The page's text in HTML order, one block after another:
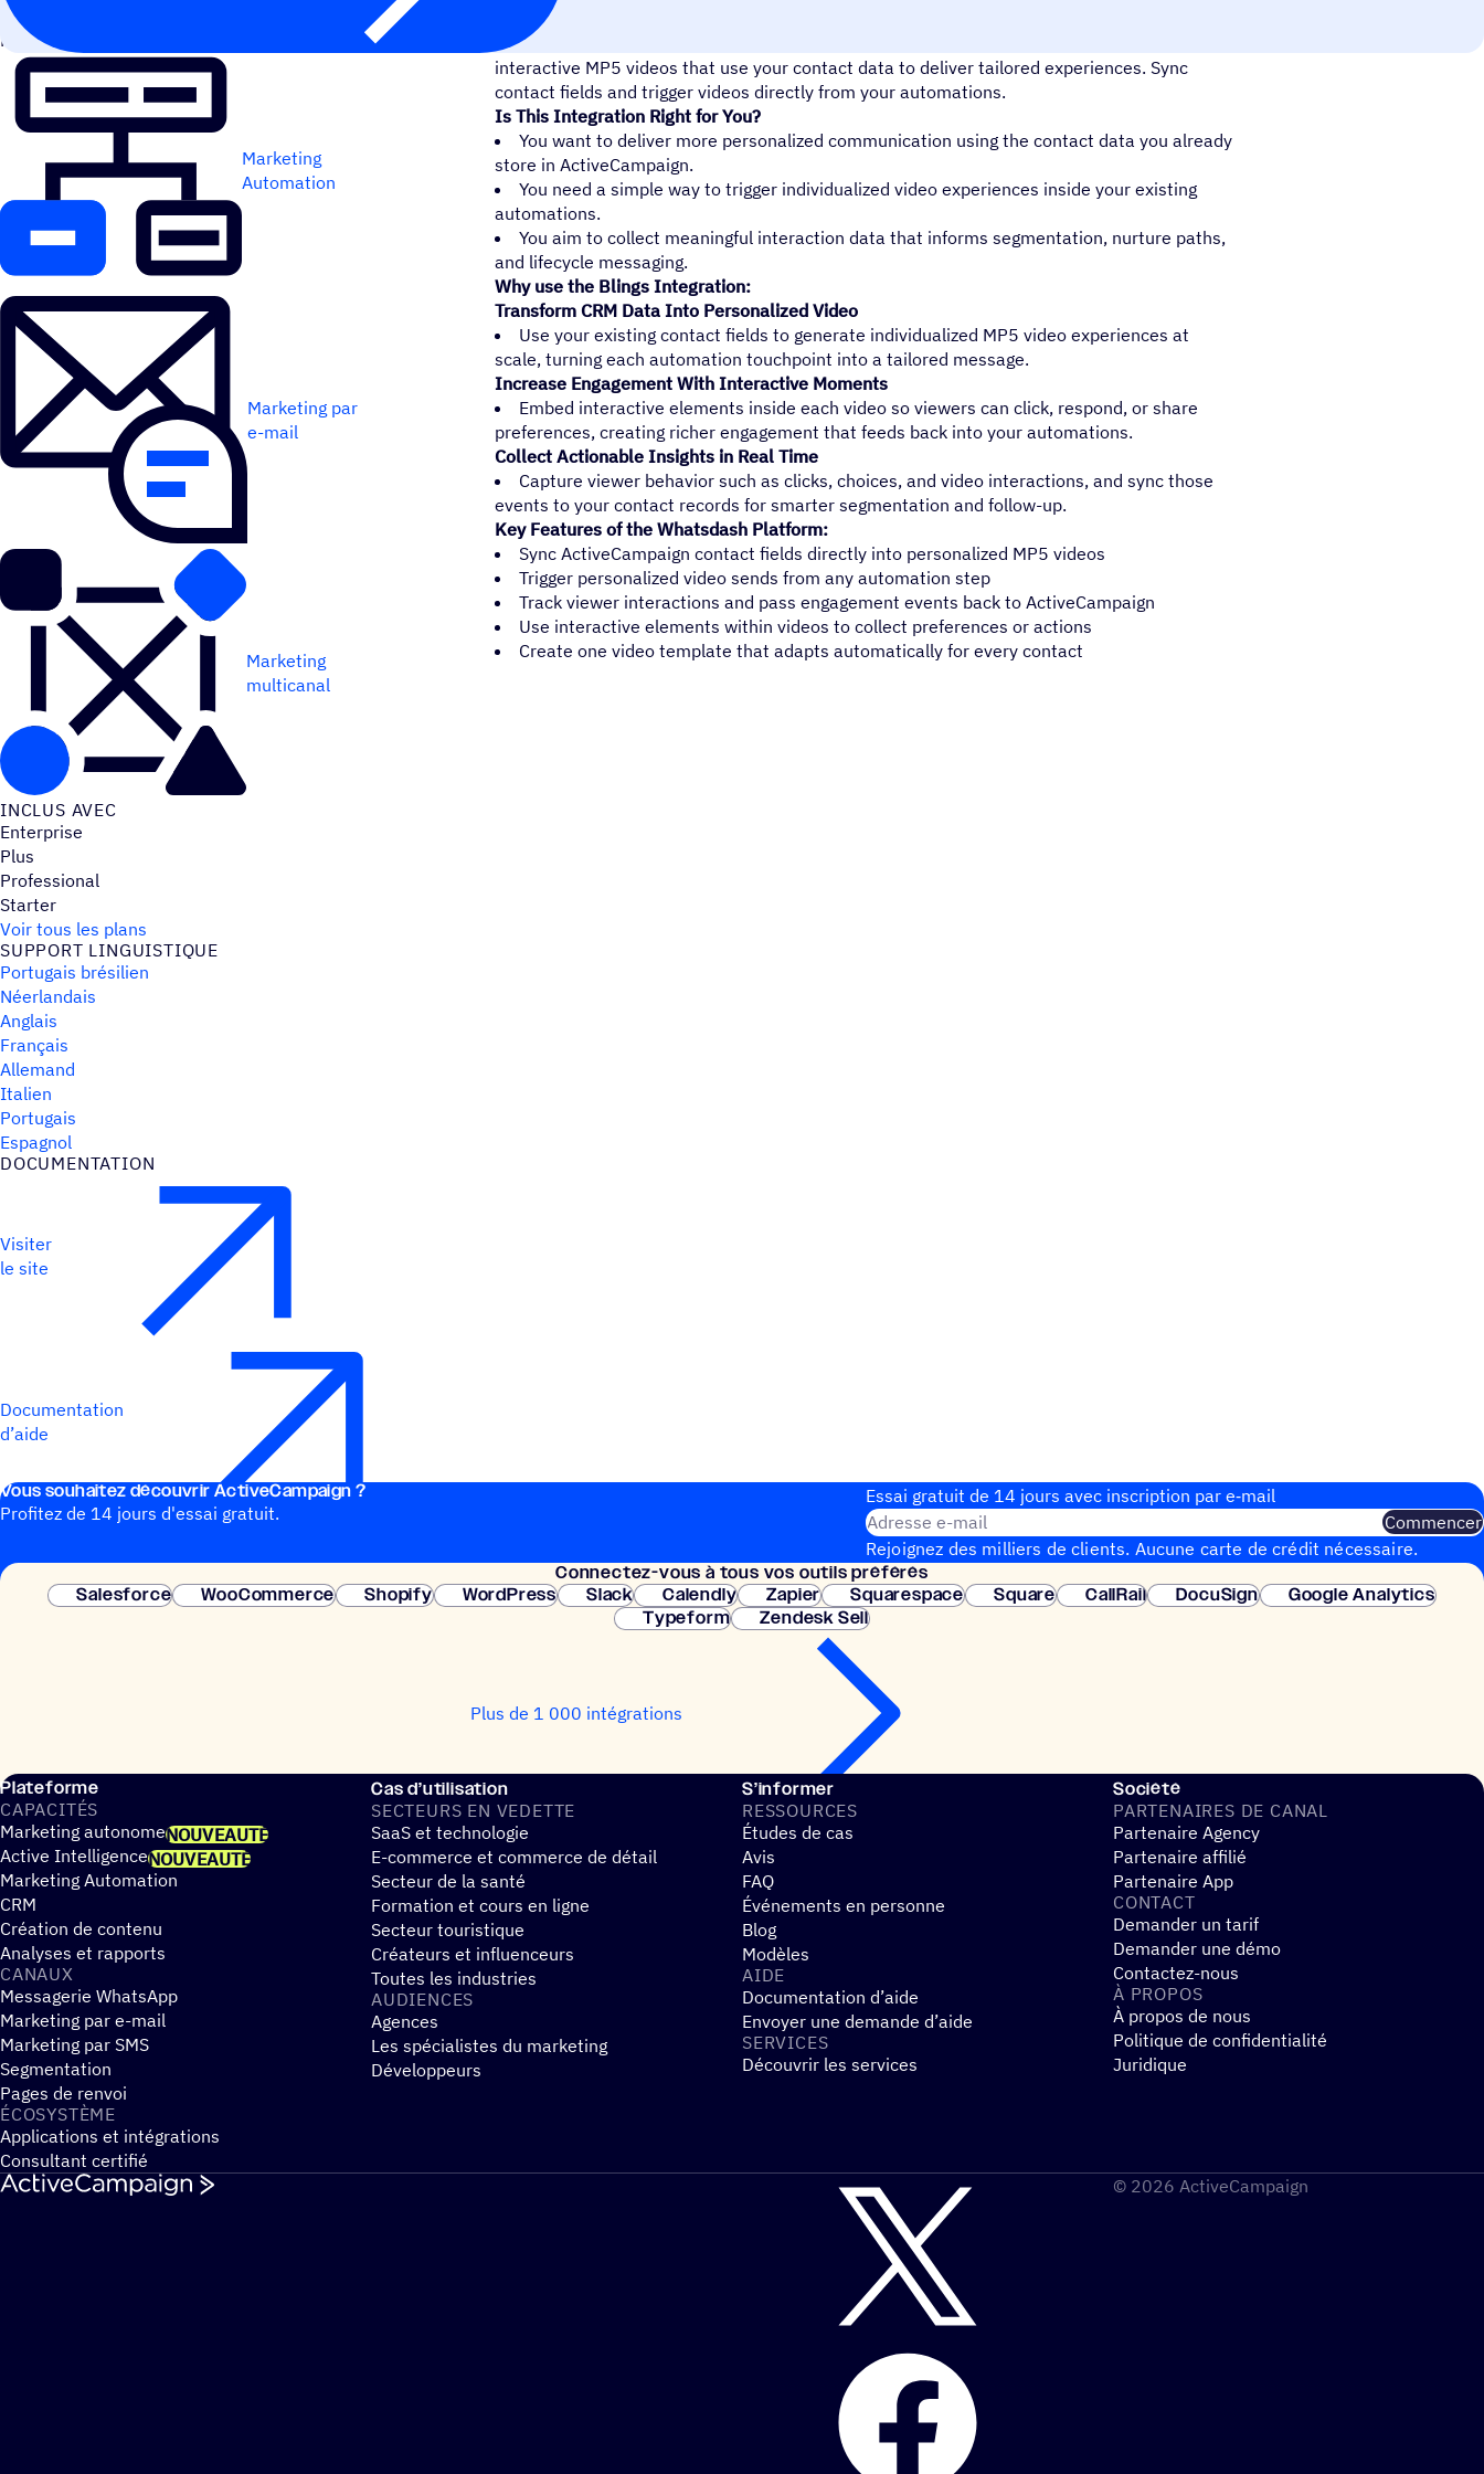
FONC­TIONNE MIEUX AVEC
Marketing
Automation
Marketing par
e-mail
Marketing
multicanal
INCLUS AVEC
Enterprise
Plus
Professional
Starter
Voir tous les plans
SUPPORT LINGUIS­TIQUE
Portugais brésilien
Néerlandais
Anglais
Français
Allemand
Italien
Portugais
Espagnol
DOCU­MEN­TA­TION
Visiter
le site
Documentation
d’aide
Integration Overview:
interactive MP5 videos that use your contact data to deliver tailored experiences. Sync
contact fields and trigger videos directly from your automations.
Is This Integration Right for You?
You want to deliver more personalized communication using the contact data you already
store in ActiveCampaign.
You need a simple way to trigger individualized video experiences inside your existing
automations.
You aim to collect meaningful interaction data that informs segmentation, nurture paths,
and lifecycle messaging.
Why use the Blings Integration:
Transform CRM Data Into Personalized Video
Use your existing contact fields to generate individualized MP5 video experiences at
scale, turning each automation touchpoint into a tailored message.
Increase Engagement With Interactive Moments
Embed interactive elements inside each video so viewers can click, respond, or share
preferences, creating richer engagement that feeds back into your automations.
Collect Actionable Insights in Real Time
Capture viewer behavior such as clicks, choices, and video interactions, and sync those
events to your contact records for smarter segmentation and follow-up.
Key Features of the Whatsdash Platform:
Sync ActiveCampaign contact fields directly into personalized MP5 videos
Trigger personalized video sends from any automation step
Track viewer interactions and pass engagement events back to ActiveCampaign
Use interactive elements within videos to collect preferences or actions
Create one video template that adapts automatically for every contact
Vous souhai­tez découvrir ActiveCampaign ?
Profitez de 14 jours d'essai gratuit.
Essai gratuit de 14 jours avec inscrip­tion par e‑mail
Adresse e-mail
Commencer
Rejoignez des milliers de clients. Aucune carte de crédit nécessaire.
Configuration instantanée.
Connec­tez-vous à tous vos outils préférés
Salesforce
WooCommerce Shopify WordPress Slack Calendly Zapier Squarespace Square CallRail DocuSign
Google Analytics
Typeform
Zendesk Sell
Plus de 1 000 intégrations
Plateforme
CAPA­CI­TÉS
Marketing autonomeNOUVEAUTÉ
Active IntelligenceNOUVEAUTÉ
Marketing Automation
CRM
Création de contenu
Analyses et rapports
CANAUX
Messagerie WhatsApp
Marketing par e-mail
Marketing par SMS
Segmentation
Pages de renvoi
ÉCOSYS­TÈME
Applications et intégrations
Consultant certifié
Cas d’utilisation
SECTEURS EN VEDETTE
SaaS et technologie
E-commerce et commerce de détail
Secteur de la santé
Formation et cours en ligne
Secteur touristique
Créateurs et influenceurs
Toutes les industries
AUDIENCES
Agences
Les spécialistes du marketing
Développeurs
S’informer
RESSOURCES
Études de cas
Avis
FAQ
Événements en personne
Blog
Modèles
AIDE
Documentation d’aide
Envoyer une demande d’aide
SERVICES
Découvrir les services
Société
PARTE­NAIRES DE CANAL
Partenaire Agency
Partenaire affilié
Partenaire App
CONTACT
Demander un tarif
Demander une démo
Contactez-nous
À PROPOS
À propos de nous
Politique de confidentialité
Juridique
© 2026 ActiveCampaign